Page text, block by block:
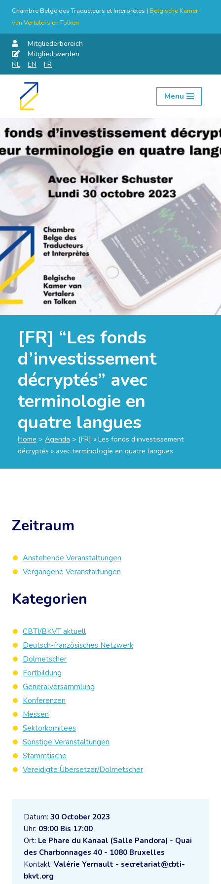
Chambre Belge des Traducteurs et Interprètes | Belgische Kamer
van Vertalers en Tolken
Mitgliederbereich
Mitglied werden
NL
EN FR
Skip
content
Menu
[FR] “Les fonds
d’investissement
décryptés” avec
terminologie en
quatre langues
Home > Agenda > [FR] « Les fonds d’investissement
décryptés » avec terminologie en quatre langues
Datum: 30 October 2023
Uhr: 09:00 Bis 17:00
Ort: Le Phare du Kanaal (Salle Pandora) - Quai
des Charbonnages 40 - 1080 Bruxelles
Kontakt: Valérie Yernault - secretariat@cbti-
bkvt.org
Zeitraum
Anstehende Veranstaltungen
Vergangene Veranstaltungen
Kategorien
CBTI/BKVT aktuell
Deutsch-französisches Netzwerk
Dolmetscher
Fortbildung
Generalversammlung
Konferenzen
Messen
Sektorkomitees
Sonstige Veranstaltungen
Stammtische
Vereidigte Übersetzer/Dolmetscher